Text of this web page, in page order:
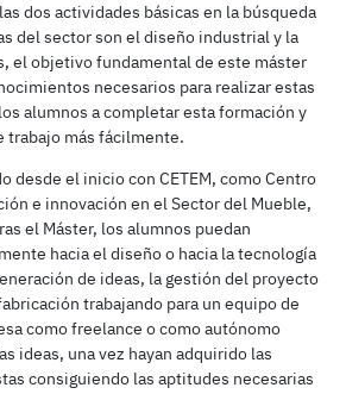
dos actividades básicas en la búsqueda
del sector son el diseño industrial y la
el objetivo fundamental de este máster
necesarios para realizar estas
alumnos a completar esta formación y
trabajo más fácilmente.
desde el inicio con CETEM, como Centro
e innovación en el Sector del Mueble,
el Máster, los alumnos puedan
hacia el diseño o hacia la tecnología
de ideas, la gestión del proyecto
trabajando para un equipo de
como freelance o como autónomo
ideas, una vez hayan adquirido las
consiguiendo las aptitudes necesarias